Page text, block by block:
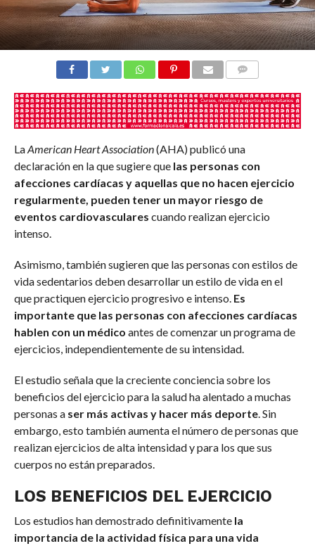
LaAmerican Heart Association(AHA) publicó una
declaración en la que sugiere que las personas con
afecciones cardíacas y aquellas que no hacen ejercicio
regularmente, pueden tener un mayor riesgo de
eventos cardiovasculares cuando realizan ejercicio
intenso.
Asimismo, también sugieren que las personas con estilos de
vida sedentarios deben desarrollar un estilo de vida en el
que practiquen ejercicio progresivo e intenso. Es
importante que las personas con afecciones cardíacas
hablen con un médico antes de comenzar un programa de
ejercicios, independientemente de su intensidad.
El estudio señala que la creciente conciencia sobre los
beneficios del ejercicio para la salud ha alentado a muchas
personas a ser más activas y hacer más deporte. Sin
embargo, esto también aumenta el número de personas que
realizan ejercicios de alta intensidad y para los que sus
cuerpos no están preparados.
LOS BENEFICIOS DEL EJERCICIO
Los estudios han demostrado definitivamente la
importancia de la actividad física para una vida